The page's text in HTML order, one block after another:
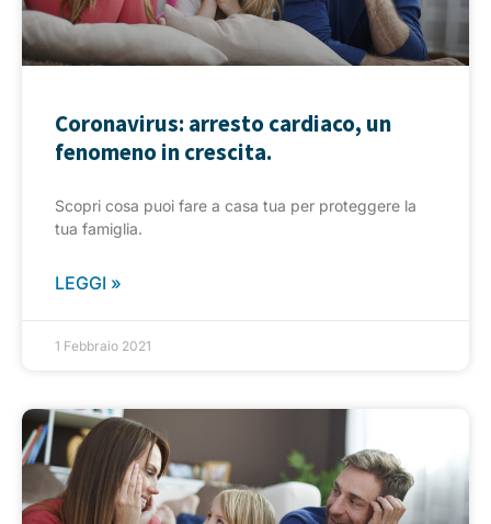
Coronavirus: arresto cardiaco, un
fenomeno in crescita.
Scopri cosa puoi fare a casa tua per proteggere la
tua famiglia.
LEGGI »
1 Febbraio 2021